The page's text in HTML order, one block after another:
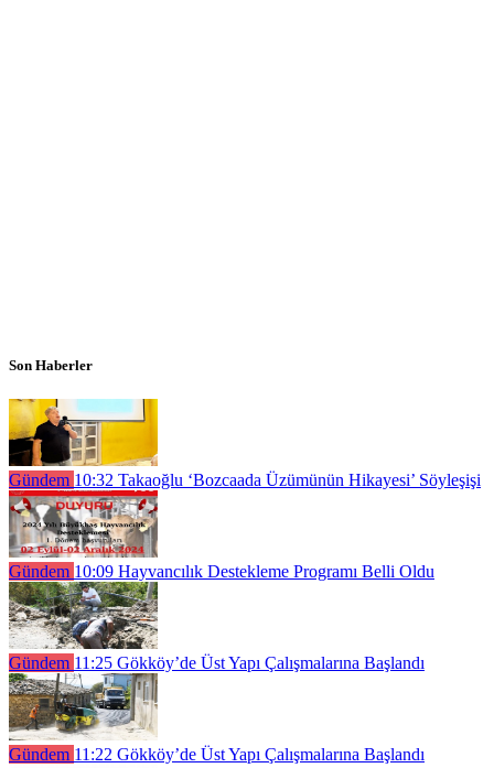
Son Haberler
Gündem 10:32 Takaoğlu ‘Bozcaada Üzümünün Hikayesi’ Söyleşişi
Gündem 10:09 Hayvancılık Destekleme Programı Belli Oldu
Gündem 11:25 Gökköy’de Üst Yapı Çalışmalarına Başlandı
Gündem 11:22 Gökköy’de Üst Yapı Çalışmalarına Başlandı